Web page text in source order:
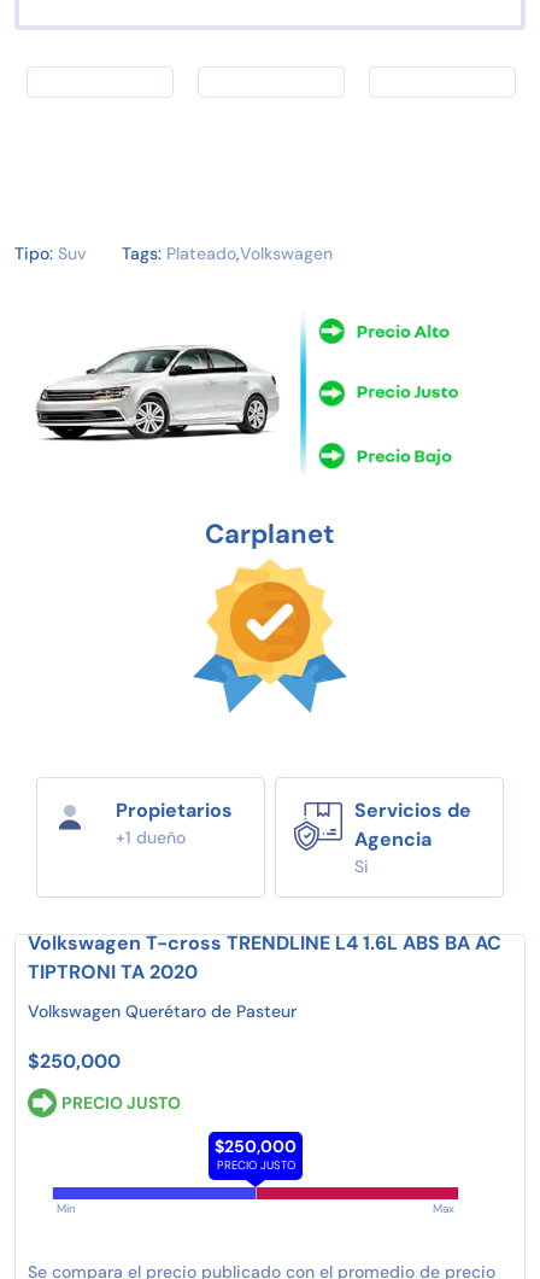
Tipo: Suv Tags: Plateado,Volkswagen
Carplanet
Propietarios
+1 dueño
Servicios de
Agencia
Si
Volkswagen T-cross TRENDLINE L4 1.6L ABS BA AC
TIPTRONI TA 2020
Volkswagen Querétaro de Pasteur
$250,000
PRECIO JUSTO
$250,000
PRECIO JUSTO
Min Max
Se compara el precio publicado con el promedio de precio